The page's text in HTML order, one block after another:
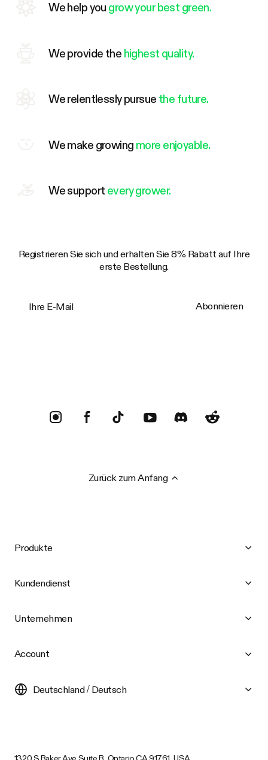
We help you grow your best green.
We provide the highest quality.
We relentlessly pursue the future.
We make growing more enjoyable.
We support every grower.
Registrieren Sie sich und erhalten Sie 8% Rabatt auf Ihre
erste Bestellung.
Abonnieren
Zurück zum Anfang
Produkte
Kundendienst
Unternehmen
Account
Deutschland / Deutsch